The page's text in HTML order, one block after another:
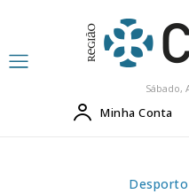
Sábado,
Minha Conta
Desporto